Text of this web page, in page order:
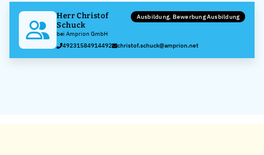
Herr Christof
Schuck
bei Amprion GmbH
Ausbildung, Bewerbung Ausbildung
49231584914492 christof.schuck@amprion.net